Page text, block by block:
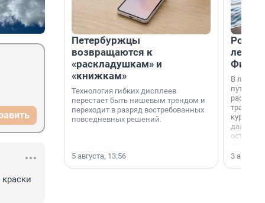
Петербуржцы
возвращаются к
«раскладушкам» и
«книжкам»
Технология гибких дисплеев
перестает быть нишевым трендом и
переходит в разряд востребованных
повседневных решений.
5 августа, 13:56
летят
В летнем
дальние
острова
3